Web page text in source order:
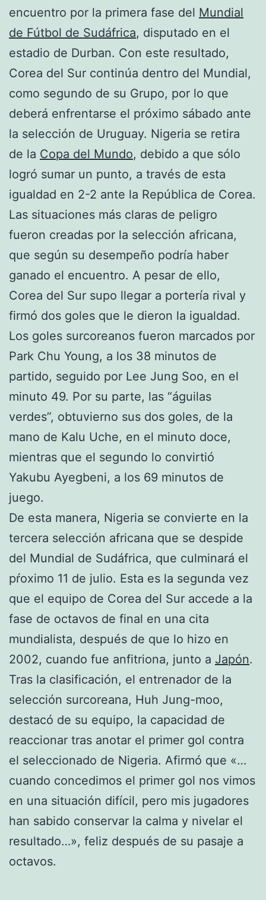
encuentro por la primera fase del Mundial
de Fútbol de Sudáfrica, disputado en el
estadio de Durban. Con este resultado,
Corea del Sur continúa dentro del Mundial,
como segundo de su Grupo, por lo que
deberá enfrentarse el próximo sábado ante
la selección de Uruguay. Nigeria se retira
de la Copa del Mundo, debido a que sólo
logró sumar un punto, a través de esta
igualdad en 2-2 ante la República de Corea.
Las situaciones más claras de peligro
fueron creadas por la selección africana,
que según su desempeño podría haber
ganado el encuentro. A pesar de ello,
Corea del Sur supo llegar a portería rival y
firmó dos goles que le dieron la igualdad.
Los goles surcoreanos fueron marcados por
Park Chu Young, a los 38 minutos de
partido, seguido por Lee Jung Soo, en el
minuto 49. Por su parte, las “águilas
verdes”, obtuvierno sus dos goles, de la
mano de Kalu Uche, en el minuto doce,
mientras que el segundo lo convirtió
Yakubu Ayegbeni, a los 69 minutos de
juego.
De esta manera, Nigeria se convierte en la
tercera selección africana que se despide
del Mundial de Sudáfrica, que culminará el
pŕoximo 11 de julio. Esta es la segunda vez
que el equipo de Corea del Sur accede a la
fase de octavos de final en una cita
mundialista, después de que lo hizo en
2002, cuando fue anfitriona, junto a Japón.
Tras la clasificación, el entrenador de la
selección surcoreana, Huh Jung-moo,
destacó de su equipo, la capacidad de
reaccionar tras anotar el primer gol contra
el seleccionado de Nigeria. Afirmó que «…
cuando concedimos el primer gol nos vimos
en una situación difícil, pero mis jugadores
han sabido conservar la calma y nivelar el
resultado…», feliz después de su pasaje a
octavos.